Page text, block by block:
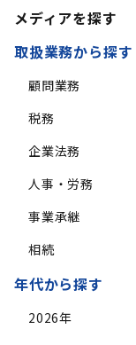
メディアを探す
取扱業務から探す
顧問業務
税務
企業法務
人事・労務
事業承継
相続
年代から探す
2026年